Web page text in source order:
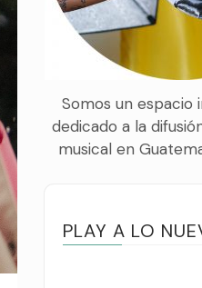
Somos un espacio
dedicado a la
musical en
PLAY A LO